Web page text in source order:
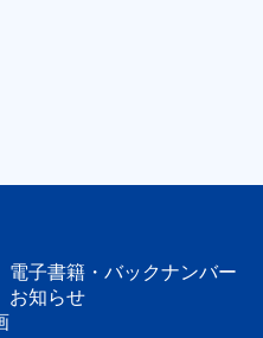
電子書籍・ バックナンバー
お知らせ